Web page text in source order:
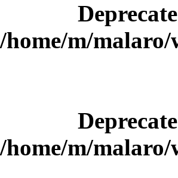
/home/m/malaro/
/home/m/malaro/